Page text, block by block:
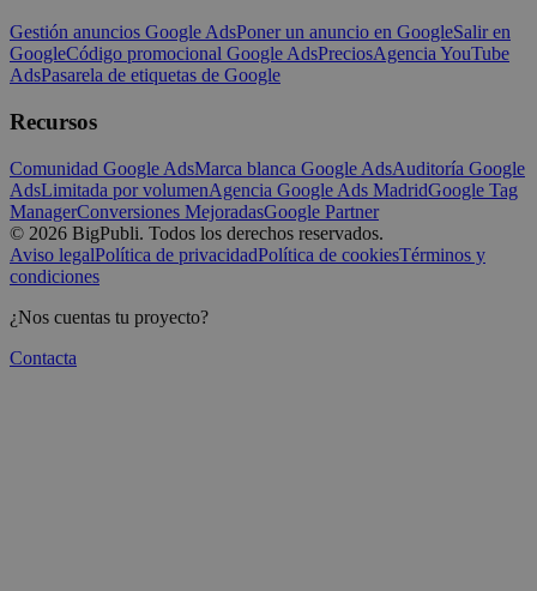
Gestión anuncios Google AdsPoner un anuncio en GoogleSalir en
GoogleCódigo promocional Google AdsPreciosAgencia YouTube
AdsPasarela de etiquetas de Google
Recursos
Comunidad Google AdsMarca blanca Google AdsAuditoría Google
AdsLimitada por volumenAgencia Google Ads MadridGoogle Tag
ManagerConversiones MejoradasGoogle Partner
© 2026 BigPubli. Todos los derechos reservados.
Aviso legalPolítica de privacidadPolítica de cookiesTérminos y
condiciones
¿Nos cuentas tu proyecto?
Contacta